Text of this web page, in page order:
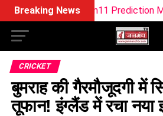
Breaking News
Dream11 Prediction Match 26:
CRICKET
बुमराह की गैरमौजूदगी में
तूफान! इंग्लैंड में रचा नया